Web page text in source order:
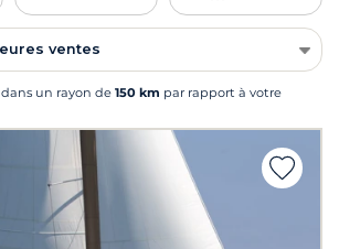
ventes
un rayon de 150 km par rapport à votre